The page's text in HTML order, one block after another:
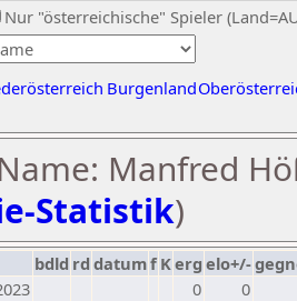
Nur "österreichische" Spieler
Burgenland
Manfred
Statistik)
bdld rd datumf Kerg elo+/-
0
0